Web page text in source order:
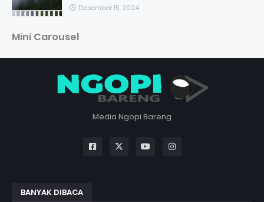
Desember 15, 2024
Mini Carousel
Media Ngopi Bareng
BANYAK DIBACA